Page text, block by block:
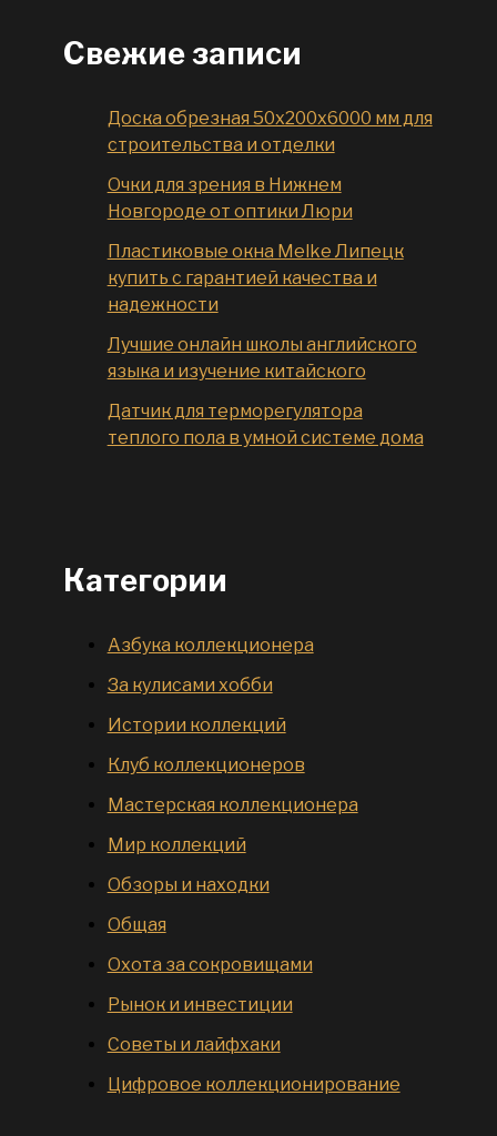
Свежие записи
Доска обрезная 50x200x6000 мм для
строительства и отделки
Очки для зрения в Нижнем
Новгороде от оптики Люри
Пластиковые окна Melke Липецк
купить с гарантией качества и
надежности
Лучшие онлайн школы английского
языка и изучение китайского
Датчик для терморегулятора
теплого пола в умной системе дома
Категории
Азбука коллекционера
За кулисами хобби
Истории коллекций
Клуб коллекционеров
Мастерская коллекционера
Мир коллекций
Обзоры и находки
Общая
Охота за сокровищами
Рынок и инвестиции
Советы и лайфхаки
Цифровое коллекционирование